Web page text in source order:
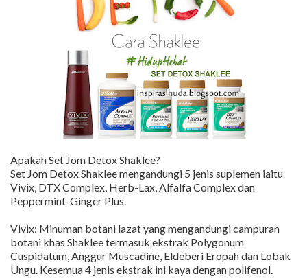
Apakah Set Jom Detox Shaklee?
Set Jom Detox Shaklee mengandungi 5 jenis suplemen iaitu
Vivix, DTX Complex, Herb-Lax, Alfalfa Complex dan
Peppermint-Ginger Plus.
Vivix: Minuman botani lazat yang mengandungi campuran
botani khas Shaklee termasuk ekstrak Polygonum
Cuspidatum, Anggur Muscadine, Eldeberi Eropah dan Lobak
Ungu. Kesemua 4 jenis ekstrak ini kaya dengan polifenol.